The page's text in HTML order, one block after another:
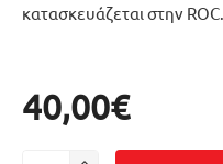
κατασκευάζεται στην ROC.
40,00€